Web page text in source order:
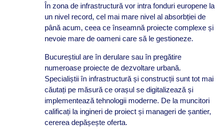
În zona de infrastructură vor intra fonduri europene la
un nivel record, cel mai mare nivel al absorbției de
până acum, ceea ce înseamnă proiecte complexe și
nevoie mare de oameni care să le gestioneze.
Bucureștiul are în derulare sau în pregătire
numeroase proiecte de dezvoltare urbană.
Specialiștii în infrastructură și construcții sunt tot mai
căutați pe măsură ce orașul se digitalizează și
implementează tehnologii moderne. De la muncitori
calificați la ingineri de proiect și manageri de șantier,
cererea depășește oferta.